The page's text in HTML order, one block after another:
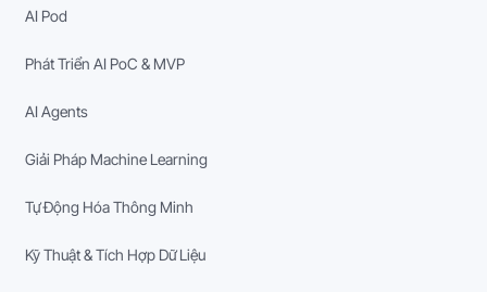
AI Pod
Phát Triển AI PoC & MVP
AI Agents
Giải Pháp Machine Learning
Tự Động Hóa Thông Minh
Kỹ Thuật & Tích Hợp Dữ Liệu